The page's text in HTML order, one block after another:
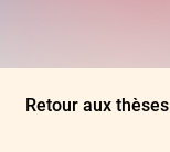
Retour aux thèses